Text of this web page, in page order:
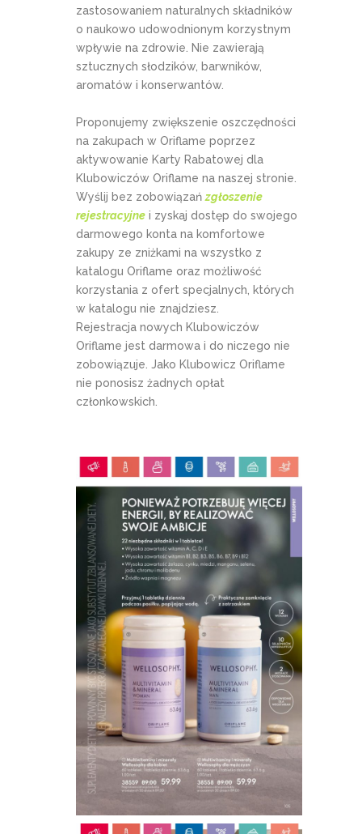
zastosowaniem naturalnych składników
o naukowo udowodnionym korzystnym
wpływie na zdrowie. Nie zawierają
sztucznych słodzików, barwników,
aromatów i konserwantów.
Proponujemy zwiększenie oszczędności
na zakupach w Oriflame poprzez
aktywowanie Karty Rabatowej dla
Klubowiczów Oriflame na naszej stronie.
Wyślij bez zobowiązańzgłoszenie
rejestracyjne i zyskaj dostęp do swojego
darmowego konta na komfortowe
zakupy ze zniżkami na wszystko z
katalogu Oriflame oraz możliwość
korzystania z ofert specjalnych, których
w katalogu nie znajdziesz.
Rejestracja nowych Klubowiczów
Oriflame jest darmowa i do niczego nie
zobowiązuje. Jako Klubowicz Oriflame
nie ponosisz żadnych opłat
członkowskich.